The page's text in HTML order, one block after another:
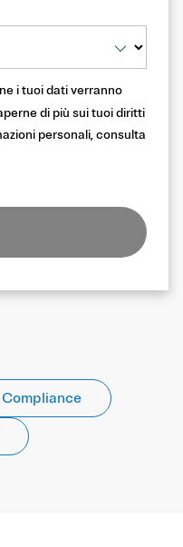
i tuoi dati verranno
di più sui tuoi diritti
personali, consulta
Compliance